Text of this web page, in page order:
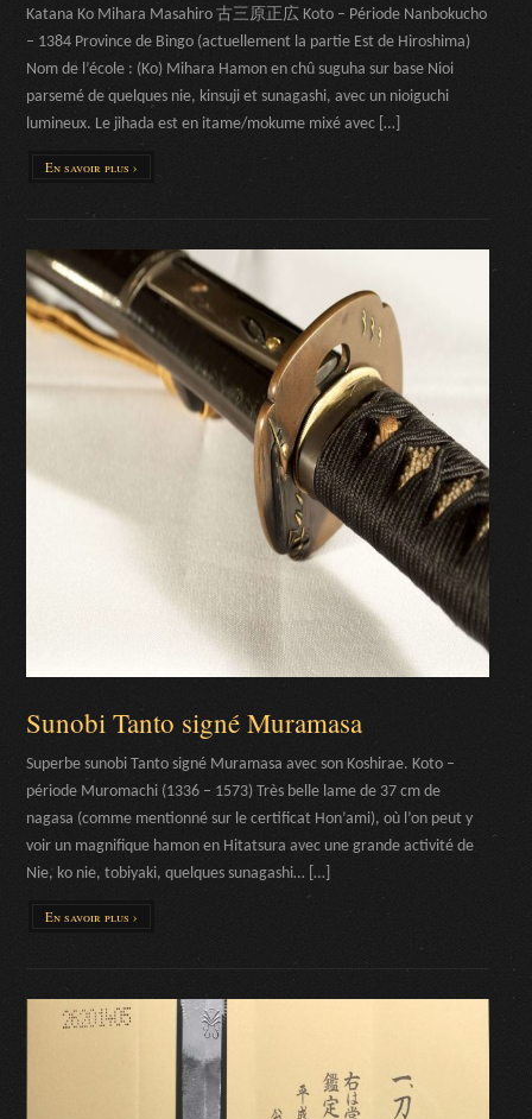
Katana Ko Mihara Masahiro 古三原正広 Koto – Période Nanbokucho
– 1384 Province de Bingo (actuellement la partie Est de Hiroshima)
Nom de l’école : (Ko) Mihara Hamon en chû suguha sur base Nioi
parsemé de quelques nie, kinsuji et sunagashi, avec un nioiguchi
lumineux. Le jihada est en itame/mokume mixé avec […]
En savoir plus ›
Sunobi Tanto signé Muramasa
Superbe sunobi Tanto signé Muramasa avec son Koshirae. Koto –
période Muromachi (1336 – 1573) Très belle lame de 37 cm de
nagasa (comme mentionné sur le certificat Hon’ami), où l’on peut y
voir un magnifique hamon en Hitatsura avec une grande activité de
Nie, ko nie, tobiyaki, quelques sunagashi… […]
En savoir plus ›